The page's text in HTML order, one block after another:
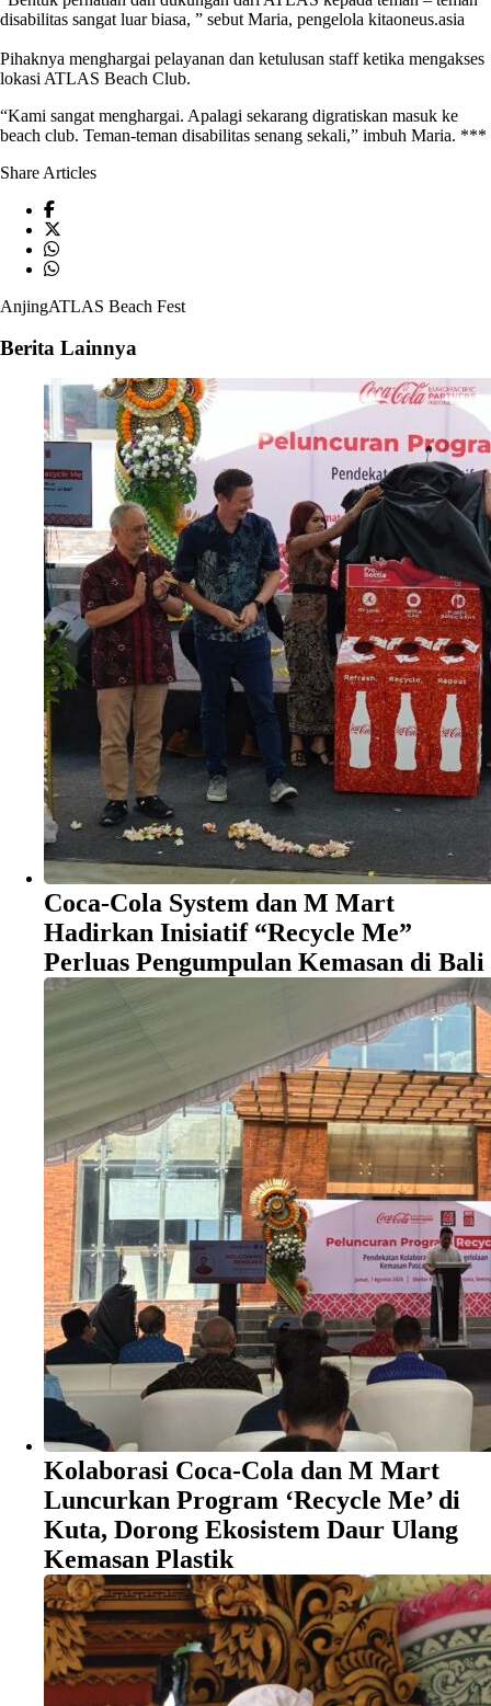
disabilitas sangat luar biasa, ” sebut Maria, pengelola kitaoneus.asia
Pihaknya menghargai pelayanan dan ketulusan staff ketika mengakses
lokasi ATLAS Beach Club.
“Kami sangat menghargai. Apalagi sekarang digratiskan masuk ke
beach club. Teman-teman disabilitas senang sekali,” imbuh Maria. ***
Share Articles
AnjingATLAS Beach Fest
Berita Lainnya
Coca-Cola System dan M Mart
Hadirkan Inisiatif “Recycle Me”
Perluas Pengumpulan Kemasan di Bali
Kolaborasi Coca-Cola dan M Mart
Luncurkan Program ‘Recycle Me’ di
Kuta, Dorong Ekosistem Daur Ulang
Kemasan Plastik